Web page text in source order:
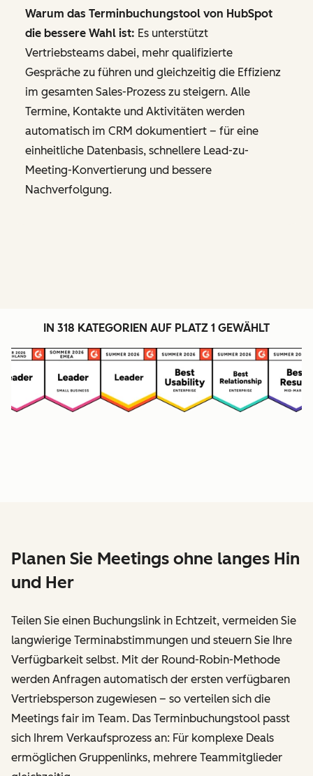
Warum das Terminbuchungstool von HubSpot
die bessere Wahl ist: Es unterstützt
Vertriebsteams dabei, mehr qualifizierte
Gespräche zu führen und gleichzeitig die Effizienz
im gesamten Sales-Prozess zu steigern. Alle
Termine, Kontakte und Aktivitäten werden
automatisch im CRM dokumentiert – für eine
einheitliche Datenbasis, schnellere Lead-zu-
Meeting-Konvertierung und bessere
Nachverfolgung.
IN 318 KATEGORIEN AUF PLATZ 1 GEWÄHLT
Planen Sie Meetings ohne langes Hin
und Her
Teilen Sie einen Buchungslink in Echtzeit, vermeiden Sie
langwierige Terminabstimmungen und steuern Sie Ihre
Verfügbarkeit selbst. Mit der Round-Robin-Methode
werden Anfragen automatisch der ersten verfügbaren
Vertriebs­person zugewiesen – so verteilen sich die
Meetings fair im Team. Das Terminbuchungstool passt
sich Ihrem Verkaufsprozess an: Für komplexe Deals
ermöglichen Gruppenlinks, mehrere Teammitglieder